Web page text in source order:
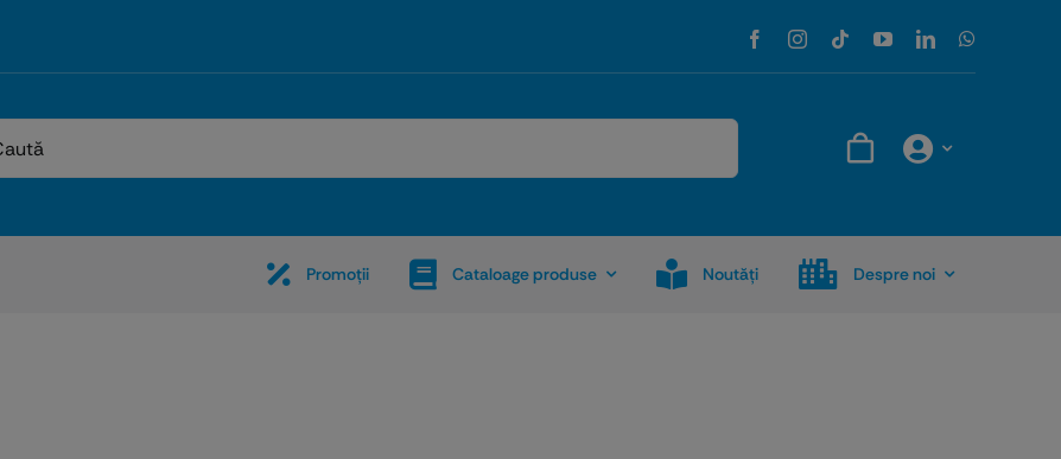
Promoţii Cataloage produse Noutăţi Despre noi